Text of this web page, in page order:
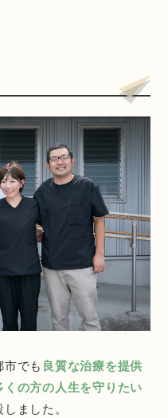
でも 良質な治療を提供
くの方の人生を守りたい
ました。